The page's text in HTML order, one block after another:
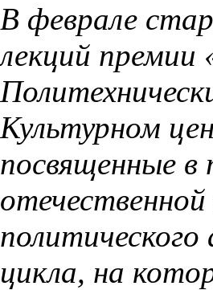
В феврале
лекций премии
Культурном
посвященные
цикла, на